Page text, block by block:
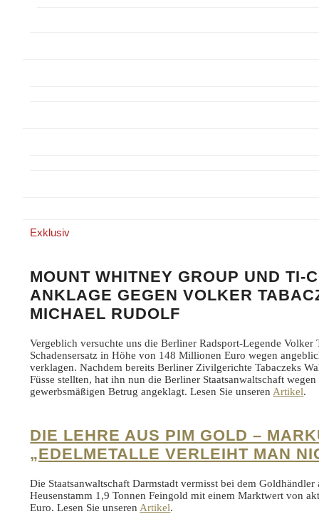
Exklusiv
MOUNT WHITNEY GROUP UND TI-
ANKLAGE GEGEN VOLKER
MICHAEL RUDOLF
Vergeblich versuchte uns die Berliner Radsport-Legende Volker
Schadensersatz in Höhe von 148 Millionen Euro wegen
verklagen. Nachdem bereits Berliner Zivilgerichte Tabaczeks
Füsse stellten, hat ihn nun die Berliner Staatsanwaltschaft
gewerbsmäßigen Betrug angeklagt. Lesen Sie unseren Artikel.
DIE LEHRE AUS PIM GOLD –
„EDELMETALLE VERLEIHT MAN
Die Staatsanwaltschaft Darmstadt vermisst bei dem Goldhändler
Heusenstamm 1,9 Tonnen Feingold mit einem Marktwert von
Euro. Lesen Sie unseren Artikel.